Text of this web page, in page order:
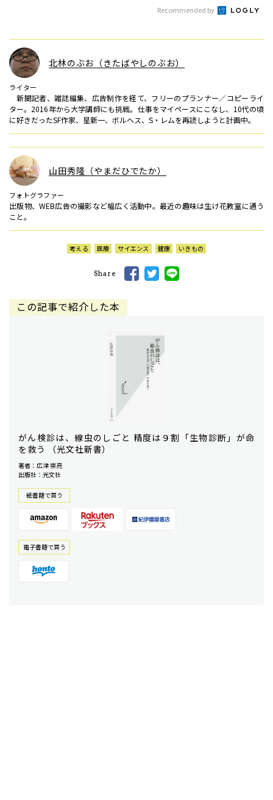
Recommended by
北林のぶお（きたばやしのぶお）
ライター
新聞記者、雑誌編集、広告制作を経て、フリーのプランナー／コピーライ
ター。2016年から大学講師にも挑戦。仕事をマイペースにこなし、10代の頃
に好きだったSF作家、星新一、ボルヘス、S・レムを再読しようと計画中。
山田秀隆（やまだひでたか）
フォトグラファー
出版物、WEB広告の撮影など幅広く活動中。最近の趣味は生け花教室に通う
こと。
考える 医療 サイエンス 健康 いきもの
Share
この記事で紹介した本
がん検診は、線虫のしごと 精度は９割「生物診断」が命
を救う （光文社新書）
著者：広津 崇亮
出版社：光文社
紙書籍で買う
電⼦書籍で買う